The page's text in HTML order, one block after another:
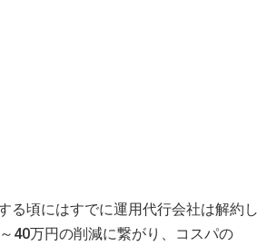
る頃にはすでに運用代行会社は解約
40万円の削減に繋がり、コスパの